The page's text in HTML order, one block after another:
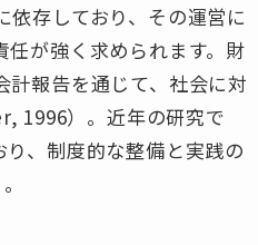
存しており、その運営に
が強く求められます。財
報告を通じて、社会に対
1996）。近年の研究で
、制度的な整備と実践の